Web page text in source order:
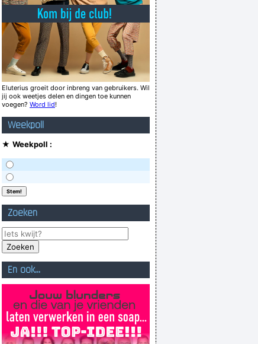
En daardoor vind ik alles stom aan jou
mottige vent, Henk is unne oarige vent
ik vind haar mooi, maar ze heeft geen zus
spleetreinigingsborstel gewonnen?
drie weken aan de kant met zijblessure
intimiteit tijdens en na de geslachtsdaad
viezekontenfestival
Verknoei je tijd op een nuttige manier!
Geej se lèllike voel hod!
Eluterius groeit door inbreng van gebruikers. Wil
jij ook weetjes delen en dingen toe kunnen
voegen? Word lid!
Weekpoll
★ Weekpoll :
Zoeken
En ook...